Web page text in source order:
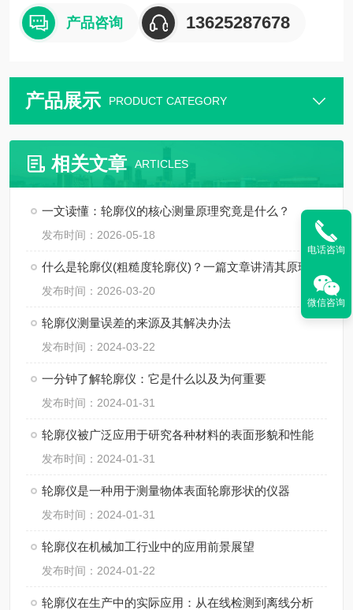
产品咨询 13625287678
产品展示 PRODUCT CATEGORY
相关文章 ARTICLES
一文读懂：轮廓仪的核心测量原理究竟是什么？
发布时间：2026-05-18
发布时间：2026-03-20
轮廓仪测量误差的来源及其解决办法
发布时间：2024-03-22
一分钟了解轮廓仪：它是什么以及为何重要
发布时间：2024-01-31
轮廓仪被广泛应用于研究各种材料的表面形貌和性能
发布时间：2024-01-31
轮廓仪是一种用于测量物体表面轮廓形状的仪器
发布时间：2024-01-31
轮廓仪在机械加工行业中的应用前景展望
发布时间：2024-01-22
轮廓仪在生产中的实际应用：从在线检测到离线分析
电话咨询
微信咨询